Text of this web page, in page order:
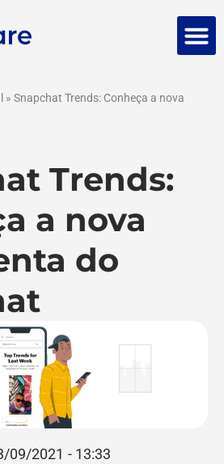
» Snapchat Trends: Conheça a nova
Trends:
a nova
do
09/2021 - 13:33